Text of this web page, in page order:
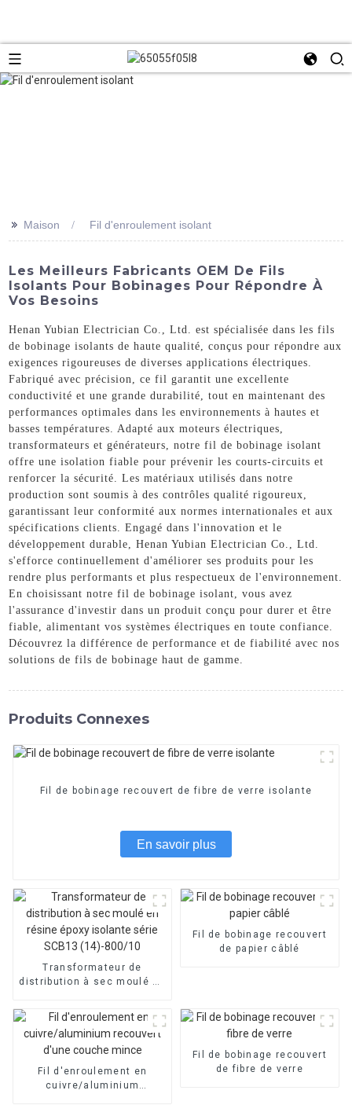
>> Maison Fil d'enroulement isolant
Les Meilleurs Fabricants OEM De Fils
Isolants Pour Bobinages Pour Répondre À
Vos Besoins
Henan Yubian Electrician Co., Ltd. est spécialisée dans les fils
de bobinage isolants de haute qualité, conçus pour répondre aux
exigences rigoureuses de diverses applications électriques.
Fabriqué avec précision, ce fil garantit une excellente
conductivité et une grande durabilité, tout en maintenant des
performances optimales dans les environnements à hautes et
basses températures. Adapté aux moteurs électriques,
transformateurs et générateurs, notre fil de bobinage isolant
offre une isolation fiable pour prévenir les courts-circuits et
renforcer la sécurité. Les matériaux utilisés dans notre
production sont soumis à des contrôles qualité rigoureux,
garantissant leur conformité aux normes internationales et aux
spécifications clients. Engagé dans l'innovation et le
développement durable, Henan Yubian Electrician Co., Ltd.
s'efforce continuellement d'améliorer ses produits pour les
rendre plus performants et plus respectueux de l'environnement.
En choisissant notre fil de bobinage isolant, vous avez
l'assurance d'investir dans un produit conçu pour durer et être
fiable, alimentant vos systèmes électriques en toute confiance.
Découvrez la différence de performance et de fiabilité avec nos
solutions de fils de bobinage haut de gamme.
Produits Connexes
Fil de bobinage recouvert de fibre de verre isolante
En savoir plus
Transformateur de
distribution à sec moulé en
Fil de bobinage recouvert
de papier câblé
Fil d'enroulement en
cuivre/aluminium
Fil de bobinage recouvert
de fibre de verre